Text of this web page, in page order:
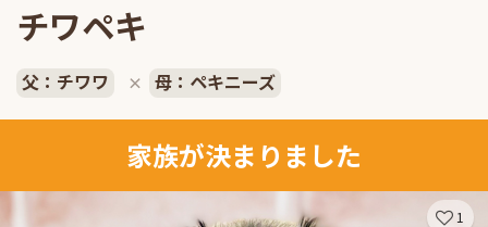
チワペキ
父：チワワ × 母：ペキニーズ
家族が決まりました
1